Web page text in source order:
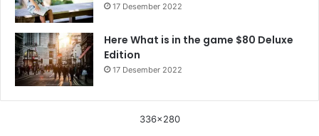
17 Desember 2022
Here What is in the game $80 Deluxe
Edition
17 Desember 2022
336x280